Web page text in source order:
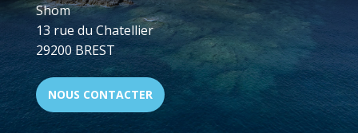
Shom
13 rue du Chatellier
29200 BREST
NOUS CONTACTER